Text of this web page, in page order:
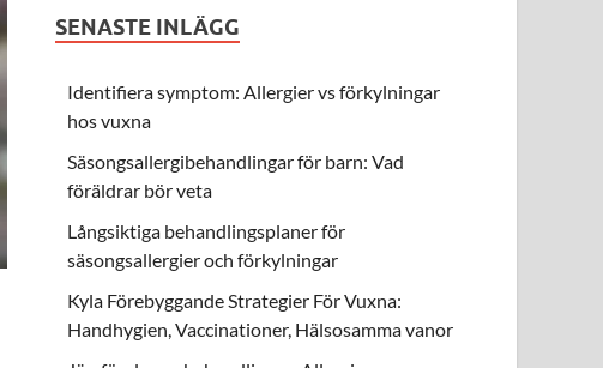
SENASTE INLÄGG
Identifiera symptom: Allergier vs förkylningar
hos vuxna
Säsongsallergibehandlingar för barn: Vad
föräldrar bör veta
Långsiktiga behandlingsplaner för
säsongsallergier och förkylningar
Kyla Förebyggande Strategier För Vuxna:
Handhygien, Vaccinationer, Hälsosamma vanor